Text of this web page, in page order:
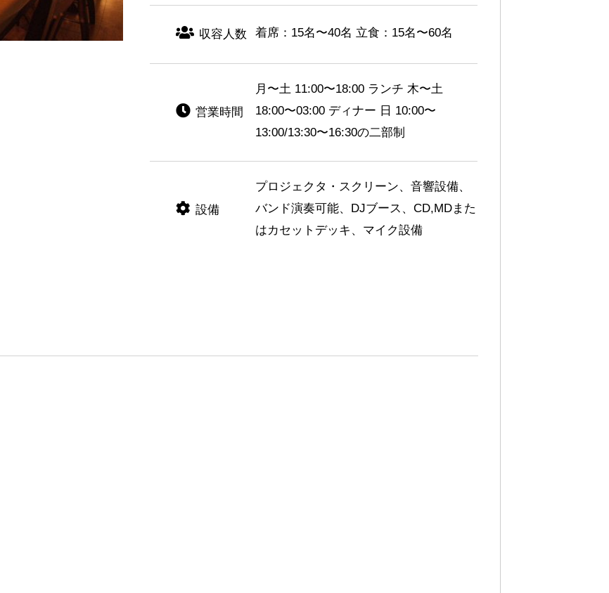
収容人数 着席：15名〜40名 立食：15名〜60名
営業時間
月〜土 11:00〜18:00 ランチ 木〜土
18:00〜03:00 ディナー 日 10:00〜
13:00/13:30〜16:30の二部制
設備
プロジェクタ・スクリーン、音響設備、
バンド演奏可能、DJブース、CD,MDまた
はカセットデッキ、マイク設備